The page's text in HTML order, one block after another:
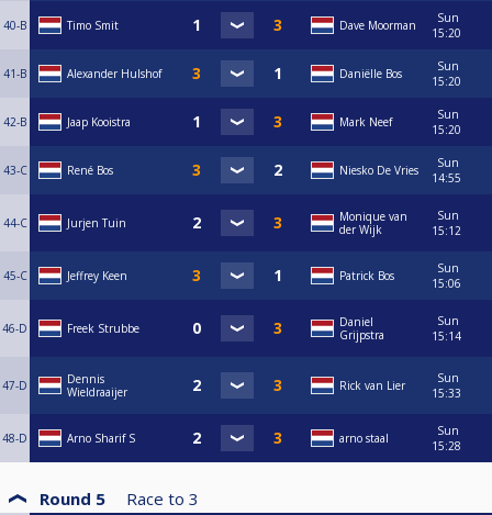
40-B Timo Smit Dave Moorman
Sun
15:20
41-B Alexander Hulshof Daniëlle Bos
Sun
15:20
42-B Jaap Kooistra Mark Neef
Sun
15:20
43-C René Bos Niesko De Vries
Sun
14:55
44-C Jurjen Tuin
Monique van
der Wijk
Sun
15:12
45-C Jeffrey Keen Patrick Bos
Sun
15:06
46-D Freek Strubbe
Daniel
Grijpstra
Sun
15:14
47-D
Dennis
Wieldraaijer
Rick van Lier
Sun
15:33
48-D Arno Sharif S arno staal
Sun
15:28
Round 5 Race to 3